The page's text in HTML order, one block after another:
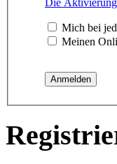
Mich bei
Meinen